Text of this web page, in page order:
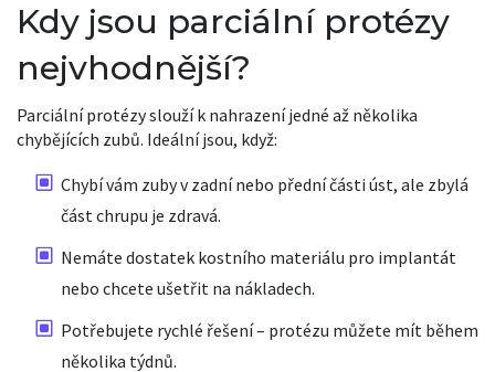
Kdy jsou parciální protézy
nejvhodnější?
Parciální protézy slouží k nahrazení jedné až několika
chybějících zubů. Ideální jsou, když:
Chybí vám zuby v zadní nebo přední části úst, ale zbylá
část chrupu je zdravá.
Nemáte dostatek kostního materiálu pro implantát
nebo chcete ušetřit na nákladech.
Potřebujete rychlé řešení – protézu můžete mít během
několika týdnů.